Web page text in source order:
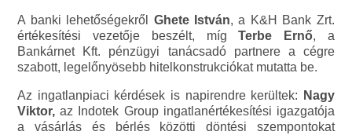
A banki lehetőségekről Ghete István, a K&H Bank Zrt.
értékesítési vezetője beszélt, mígTerbe Ernő, a
Bankárnet Kft. pénzügyi tanácsadó partnere a cégre
szabott, legelőnyösebb hitelkonstrukciókat mutatta be.
Az ingatlanpiaci kérdések is napirendre kerültek:
Nagy
Viktor, az Indotek Group ingatlanértékesítési igazgatója
a vásárlás és bérlés közötti döntési szempontokat